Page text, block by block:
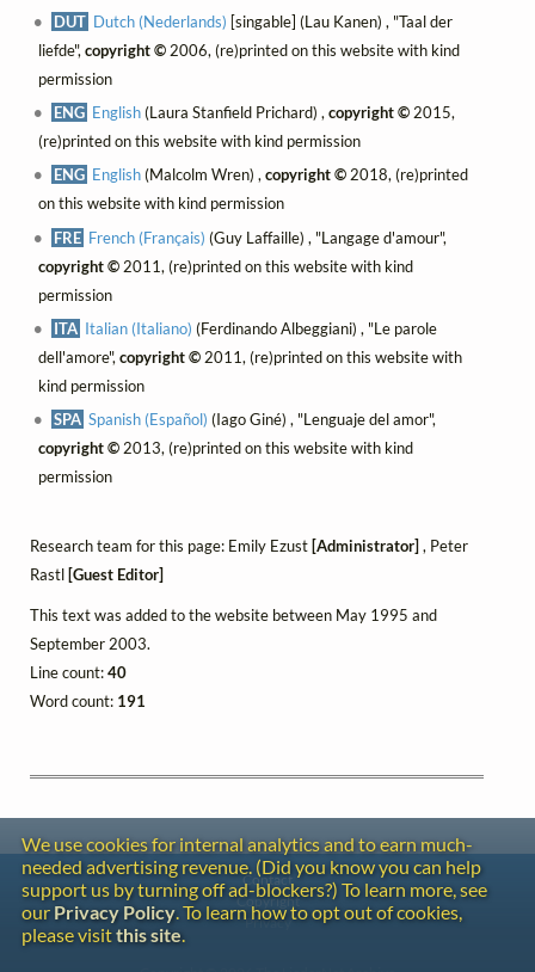
DUT Dutch (Nederlands) [singable] (Lau Kanen) , "Taal der
liefde",copyright ©2006, (re)printed on this website with kind
permission
ENG English(Laura Stanfield Prichard) ,copyright ©2015,
(re)printed on this website with kind permission
ENG English(Malcolm Wren) ,copyright ©2018, (re)printed
on this website with kind permission
FRE French (Français) (Guy Laffaille) , "Langage d'amour",
copyright ©2011, (re)printed on this website with kind
permission
ITA Italian (Italiano) (Ferdinando Albeggiani) , "Le parole
dell'amore", copyright ©2011, (re)printed on this website with
kind permission
SPA Spanish (Español) (Iago Giné) , "Lenguaje del amor",
copyright ©2013, (re)printed on this website with kind
permission
Research team for this page: Emily Ezust [Administrator] , Peter
Rastl [Guest Editor]
This text was added to the website between May 1995 and
September 2003.
Line count:40
Word count: 191
We use cookies for internal analytics and to earn much-
needed advertising revenue. (Did you know you can help
support us by turning off ad-blockers?) To learn more, see
our Privacy Policy. To learn how to opt out of cookies,
please visitthis site.
Contact
Copyright
Privacy